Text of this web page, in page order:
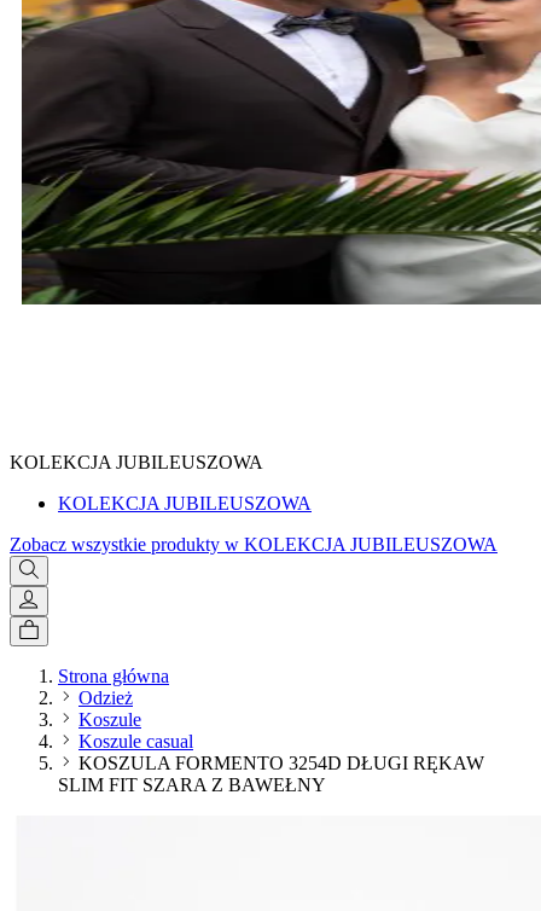
KOLEKCJA JUBILEUSZOWA
KOLEKCJA JUBILEUSZOWA
Zobacz wszystkie produkty w KOLEKCJA JUBILEUSZOWA
Strona główna
Odzież
Koszule
Koszule casual
KOSZULA FORMENTO 3254D DŁUGI RĘKAW
SLIM FIT SZARA Z BAWEŁNY